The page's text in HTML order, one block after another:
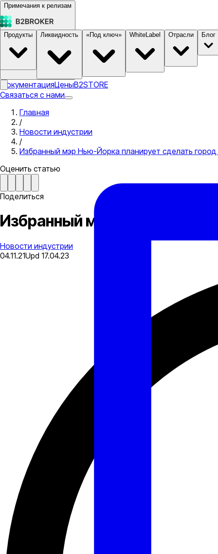
Примечания к релизам
ДокументацияЦеныB2STORE
Продукты Ликвидность «Под ключ» WhiteLabel Отрасли Блог
Связаться с нами
Главная
/
Новости индустрии
/
Избранный мэр Нью-Йорка планирует сделать
Оценить статью
Поделиться
Избранный мэр Нью-Йорка
Новости индустрии
04.11.21Upd 17.04.23